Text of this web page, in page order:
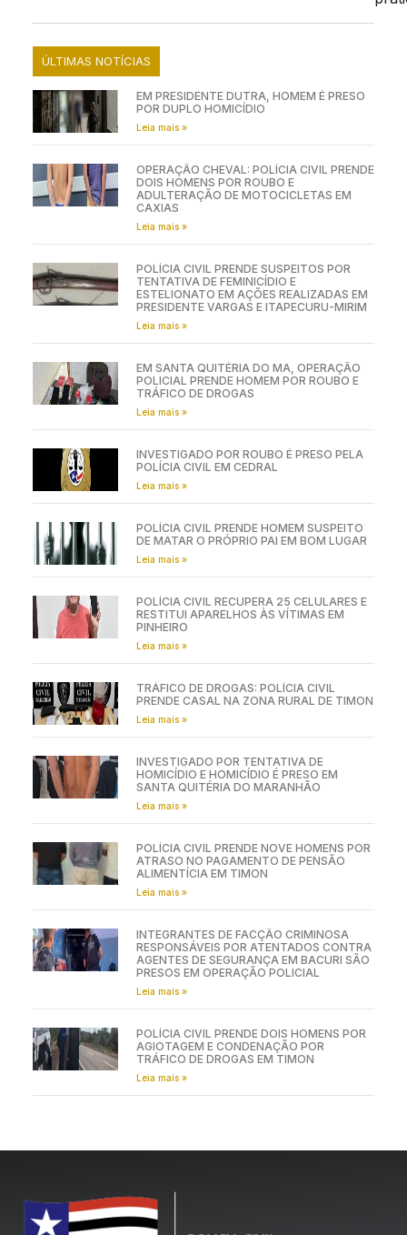
ÚLTIMAS NOTÍCIAS
EM PRESIDENTE DUTRA, HOMEM É PRESO
POR DUPLO HOMICÍDIO
Leia mais »
OPERAÇÃO CHEVAL: POLÍCIA CIVIL PRENDE
DOIS HOMENS POR ROUBO E
ADULTERAÇÃO DE MOTOCICLETAS EM
CAXIAS
Leia mais »
POLÍCIA CIVIL PRENDE SUSPEITOS POR
TENTATIVA DE FEMINICÍDIO E
ESTELIONATO EM AÇÕES REALIZADAS EM
PRESIDENTE VARGAS E ITAPECURU-MIRIM
Leia mais »
EM SANTA QUITÉRIA DO MA, OPERAÇÃO
POLICIAL PRENDE HOMEM POR ROUBO E
TRÁFICO DE DROGAS
Leia mais »
INVESTIGADO POR ROUBO É PRESO PELA
POLÍCIA CIVIL EM CEDRAL
Leia mais »
POLÍCIA CIVIL PRENDE HOMEM SUSPEITO
DE MATAR O PRÓPRIO PAI EM BOM LUGAR
Leia mais »
POLÍCIA CIVIL RECUPERA 25 CELULARES E
RESTITUI APARELHOS ÀS VÍTIMAS EM
PINHEIRO
Leia mais »
TRÁFICO DE DROGAS: POLÍCIA CIVIL
PRENDE CASAL NA ZONA RURAL DE TIMON
Leia mais »
INVESTIGADO POR TENTATIVA DE
HOMICÍDIO E HOMICÍDIO É PRESO EM
SANTA QUITÉRIA DO MARANHÃO
Leia mais »
POLÍCIA CIVIL PRENDE NOVE HOMENS POR
ATRASO NO PAGAMENTO DE PENSÃO
ALIMENTÍCIA EM TIMON
Leia mais »
INTEGRANTES DE FACÇÃO CRIMINOSA
RESPONSÁVEIS POR ATENTADOS CONTRA
AGENTES DE SEGURANÇA EM BACURI SÃO
PRESOS EM OPERAÇÃO POLICIAL
Leia mais »
POLÍCIA CIVIL PRENDE DOIS HOMENS POR
AGIOTAGEM E CONDENAÇÃO POR
TRÁFICO DE DROGAS EM TIMON
Leia mais »